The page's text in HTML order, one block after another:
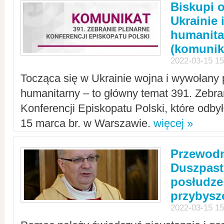
Biskupi
Ukrainie
2022-03-15
Tocząca się w Ukrainie wojna i
humanitarny – to główny temat 391.
Konferencji Episkopatu Polski, które
15 marca br. w Warszawie. więcej »
2022-03-15